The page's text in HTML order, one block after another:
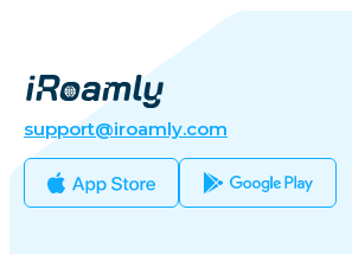
support@iroamly.com